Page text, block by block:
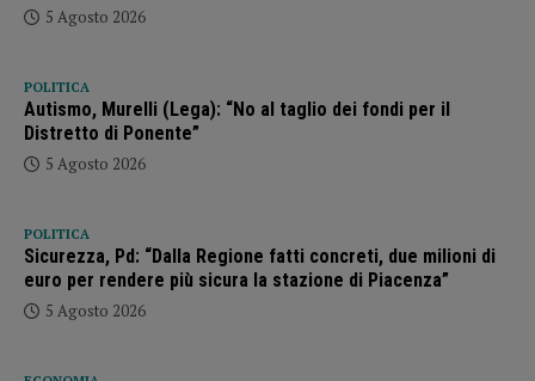
5 Agosto 2026
POLITICA
Autismo, Murelli (Lega): “No al taglio dei fondi per il
Distretto di Ponente”
5 Agosto 2026
POLITICA
Sicurezza, Pd: “Dalla Regione fatti concreti, due milioni di
euro per rendere più sicura la stazione di Piacenza”
5 Agosto 2026